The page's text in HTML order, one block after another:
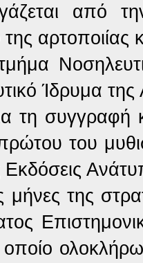
από
αρτοποιίας
Ίδρυμα της
τη συγγραφή
του
Εκδόσεις
μήνες της